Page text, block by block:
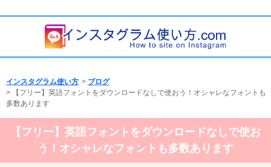
インスタグラム使い方 > ブログ
>
【フリー】英語フォントをダウンロードなしで使おう！オシャレなフォントも
多数あります
【フリー】英語フォントをダウンロードなしで使お
う！オシャレなフォントも多数あります